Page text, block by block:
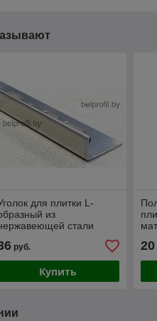
для плитки L-
из
стали
шлифованный 10 мм, 270
руб.
Купить
20